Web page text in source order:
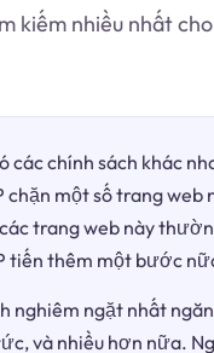
kiếm nhiều nhất
các chính sách khác
chặn một số trang
trang web này
tiến thêm một bước
nghiêm ngặt nhất
và nhiều hơn nữa.